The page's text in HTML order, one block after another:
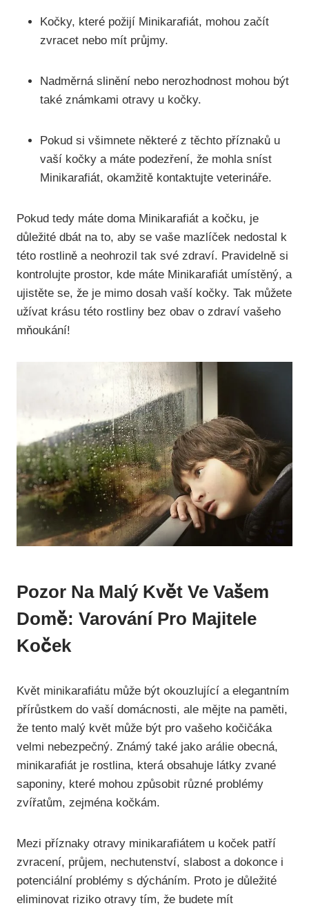
Kočky, které požijí Minikarafiát, mohou začít
zvracet nebo mít průjmy.
Nadměrná slinění nebo nerozhodnost mohou být
také známkami otravy u kočky.
Pokud si všimnete některé z těchto příznaků u
vaší kočky a máte podezření, že mohla sníst
Minikarafiát, okamžitě kontaktujte veterináře.
Pokud tedy máte doma Minikarafiát a kočku, je
důležité dbát na to, aby se vaše mazlíček nedostal k
této rostlině a neohrozil tak své zdraví. Pravidelně si
kontrolujte prostor, kde máte Minikarafiát umístěný, a
ujistěte se, že je mimo dosah vaší kočky. Tak můžete
užívat krásu této rostliny bez obav o zdraví vašeho
mňoukání!
Pozor Na Malý Květ Ve Vašem
Domě: Varování Pro Majitele
Koček
Květ minikarafiátu může být okouzlující a elegantním
přírůstkem do vaší domácnosti, ale mějte na paměti,
že tento malý květ může být pro vašeho kočičáka
velmi nebezpečný. Známý také jako arálie obecná,
minikarafiát je rostlina, která obsahuje látky zvané
saponiny, které mohou způsobit různé problémy
zvířatům, zejména kočkám.
Mezi příznaky otravy minikarafiátem u koček patří
zvracení, průjem, nechutenství, slabost a dokonce i
potenciální problémy s dýcháním. Proto je důležité
eliminovat riziko otravy tím, že budete mít